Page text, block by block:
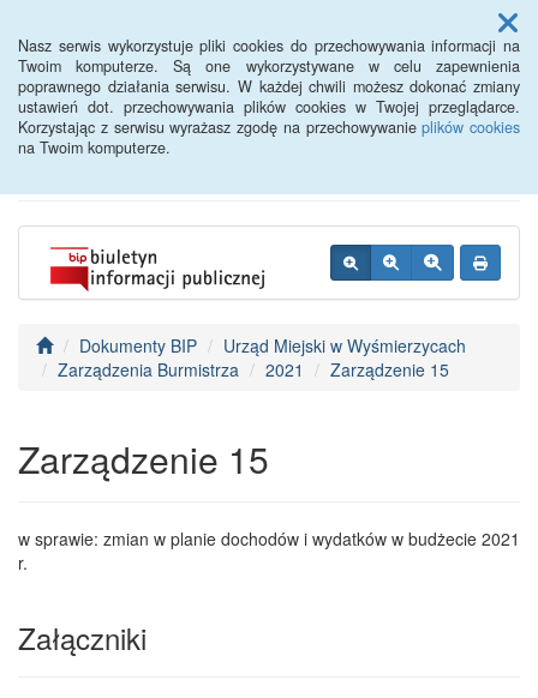
Nasz serwis wykorzystuje pliki cookies do przechowywania informacji na
Twoim komputerze. Są one wykorzystywane w celu zapewnienia
poprawnego działania serwisu. W każdej chwili możesz dokonać zmiany
ustawień dot. przechowywania plików cookies w Twojej przeglądarce.
Korzystając z serwisu wyrażasz zgodę na przechowywanieplików cookies
na Twoim komputerze.
Menu
BIP - Urząd Miejski
Wyśmierzyce
Dokumenty BIP
Urząd Miejski w Wyśmierzycach
Zarządzenia Burmistrza
2021 Zarządzenie 15
Zarządzenie 15
w sprawie: zmian w planie dochodów i wydatków w budżecie 2021
r.
Załączniki